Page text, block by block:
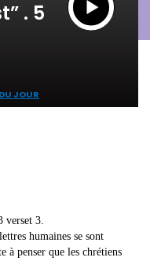
. 5
JOUR
verset 3.
humaines se sont
à penser que les chrétiens